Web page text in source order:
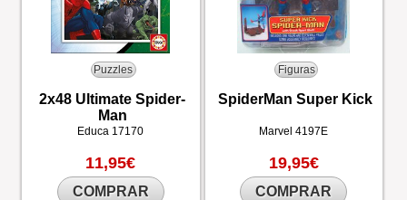
Puzzles
2x48 Ultimate Spider-
Man
Educa 17170
11,95€
COMPRAR
Figuras
SpiderMan Super Kick
Marvel4197E
19,95€
COMPRAR